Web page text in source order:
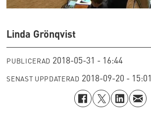
Linda Grönqvist
PUBLICERAD 2018-05-31 - 16:44
SENAST UPPDATERAD 2018-09-20 - 15:01